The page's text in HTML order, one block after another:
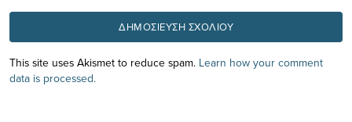
This site uses Akismet to reduce spam. Learn how your comment
data is processed.